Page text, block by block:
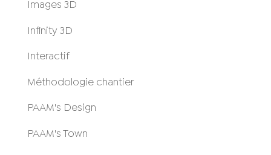
Images 3D
Infinity 3D
Interactif
Méthodologie chantier
PAAM's Design
PAAM's Town